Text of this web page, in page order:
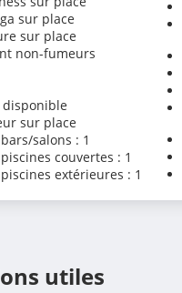
sur place
sur place
non-fumeurs
disponible
sur place
salons : 1
couvertes : 1
extérieures : 1
utiles